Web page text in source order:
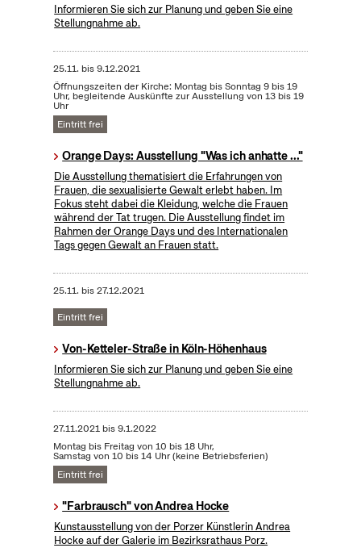
Informieren Sie sich zur Planung und geben Sie eine
Stellungnahme ab.
25.11. bis9.12.2021
Öffnungszeiten der Kirche: Montag bis Sonntag 9 bis 19
Uhr, begleitende Auskünfte zur Ausstellung von 13 bis 19
Uhr
Eintritt frei
Orange Days: Ausstellung "Was ich anhatte ..."
Die Ausstellung thematisiert die Erfahrungen von
Frauen, die sexualisierte Gewalt erlebt haben. Im
Fokus steht dabei die Kleidung, welche die Frauen
während der Tat trugen. Die Ausstellung findet im
Rahmen der Orange Days und des Internationalen
Tags gegen Gewalt an Frauen statt.
25.11. bis27.12.2021
Eintritt frei
Von-Ketteler-Straße in Köln-Höhenhaus
Informieren Sie sich zur Planung und geben Sie eine
Stellungnahme ab.
27.11.2021bis9.1.2022
Montag bis Freitag von 10 bis 18 Uhr,
Samstag von 10 bis 14 Uhr (keine Betriebsferien)
Eintritt frei
"Farbrausch" von Andrea Hocke
Kunstausstellung von der Porzer Künstlerin Andrea
Hocke auf der Galerie im Bezirksrathaus Porz.